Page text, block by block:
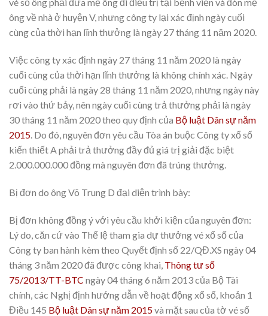
ông về nhà ở huyện V, nhưng công ty lại xác định ngày cuối
cùng của thời hạn lĩnh thưởng là ngày 27 tháng 11 năm 2020.
Việc công ty xác định ngày 27 tháng 11 năm 2020 là ngày
cuối cùng của thời hạn lĩnh thưởng là không chính xác. Ngày
cuối cùng phải là ngày 28 tháng 11 năm 2020, nhưng ngày này
rơi vào thứ bảy, nên ngày cuối cùng trả thưởng phải là ngày
30 tháng 11 năm 2020 theo quy định của Bộ luật Dân sự năm
2015. Do đó, nguyên đơn yêu cầu Tòa án buộc Công ty xổ số
kiến thiết A phải trả thưởng đầy đủ giá trị giải đặc biệt
2.000.000.000 đồng mà nguyên đơn đã trúng thưởng.
Bị đơn do ông Võ Trung D đại diện trình bày:
Bị đơn không đồng ý với yêu cầu khởi kiện của nguyên đơn:
Lý do, căn cứ vào Thể lệ tham gia dự thưởng vé xổ số của
Công ty ban hành kèm theo Quyết định số 22/QĐ.XS ngày 04
tháng 3 năm 2020 đã được công khai, Thông tư số
75/2013/TT-BTC ngày 04 tháng 6 năm 2013 của Bộ Tài
chính, các Nghị định hướng dẫn về hoạt động xổ số, khoản 1
Điều 145 Bộ luật Dân sự năm 2015và mặt sau của tờ vé số